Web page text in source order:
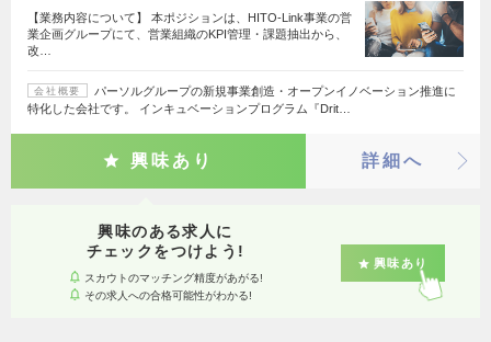
【業務内容について】 本ポジションは、HITO-Link事業の営
業企画グループにて、営業組織のKPI管理・課題抽出から、
改…
会社概要
パーソルグループの新規事業創造・オープンイノベーション推進に
特化した会社です。 インキュベーションプログラム『Drit…
興味あり 詳細へ
興味のある求人に
チェックをつけよう!
スカウトのマッチング精度があがる!
その求人への合格可能性がわかる!
興味あり